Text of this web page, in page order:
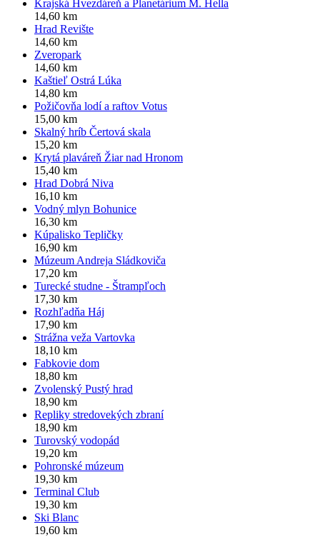
Krajská Hvezdáreň a Planetárium M. Hella
14,60 km
Hrad Revište
14,60 km
Zveropark
14,60 km
Kaštieľ Ostrá Lúka
14,80 km
Požičovňa lodí a raftov Votus
15,00 km
Skalný hríb Čertová skala
15,20 km
Krytá plaváreň Žiar nad Hronom
15,40 km
Hrad Dobrá Niva
16,10 km
Vodný mlyn Bohunice
16,30 km
Kúpalisko Tepličky
16,90 km
Múzeum Andreja Sládkoviča
17,20 km
Turecké studne - Štrampľoch
17,30 km
Rozhľadňa Háj
17,90 km
Strážna veža Vartovka
18,10 km
Fabkovie dom
18,80 km
Zvolenský Pustý hrad
18,90 km
Repliky stredovekých zbraní
18,90 km
Turovský vodopád
19,20 km
Pohronské múzeum
19,30 km
Terminal Club
19,30 km
Ski Blanc
19,60 km